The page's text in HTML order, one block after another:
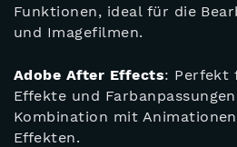
Funktionen, ideal für die
und Imagefilmen.
Adobe After Effects: Perfekt
Effekte und
Kombination mit
Effekten.